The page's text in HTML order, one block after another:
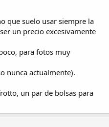
que suelo usar siempre la
un precio excesivamente
para fotos muy
nunca actualmente).
un par de bolsas para